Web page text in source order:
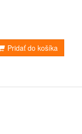
Pridať do košíka